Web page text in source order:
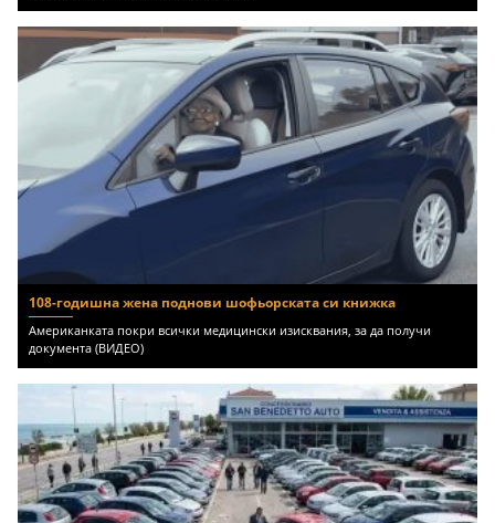
108-годишна жена поднови шофьорската си книжка
Американката покри всички медицински изисквания, за да получи
документа (ВИДЕО)